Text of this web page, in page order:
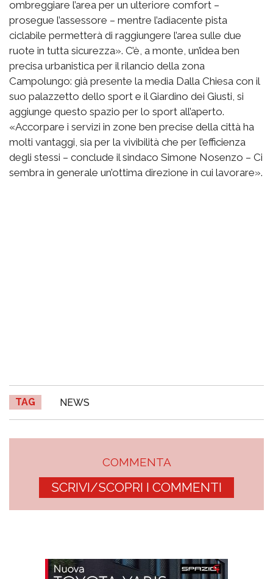
ombreggiare l’area per un ulteriore comfort –
prosegue l’assessore – mentre l’adiacente pista
ciclabile permetterà di raggiungere l’area sulle due
ruote in tutta sicurezza». C’è, a monte, un’idea ben
precisa urbanistica per il rilancio della zona
Campolungo: già presente la media Dalla Chiesa con il
suo palazzetto dello sport e il Giardino dei Giusti, si
aggiunge questo spazio per lo sport all’aperto.
«Accorpare i servizi in zone ben precise della città ha
molti vantaggi, sia per la vivibilità che per l’efficienza
degli stessi – conclude il sindaco Simone Nosenzo – Ci
sembra in generale un’ottima direzione in cui lavorare».
TAG NEWS
COMMENTA
SCRIVI/SCOPRI I COMMENTI